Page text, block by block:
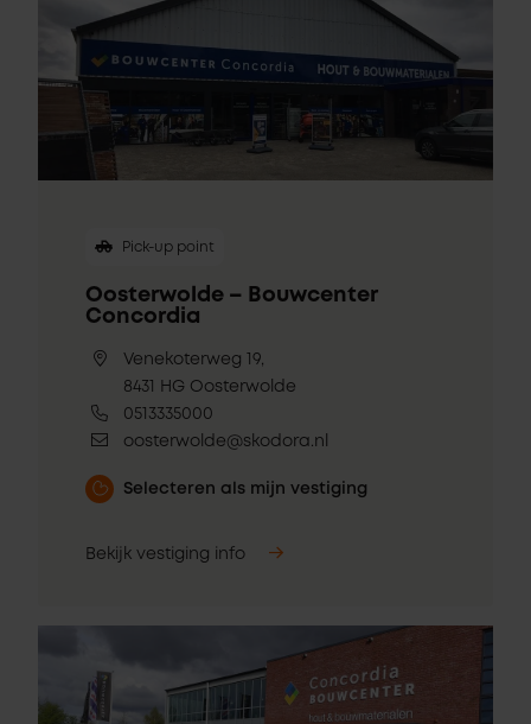
Pick-up point
Oosterwolde – Bouwcenter
Concordia
Venekoterweg 19,
8431 HG Oosterwolde
0513335000
oosterwolde@skodora.nl
Selecteren als mijn vestiging
Bekijk vestiging info